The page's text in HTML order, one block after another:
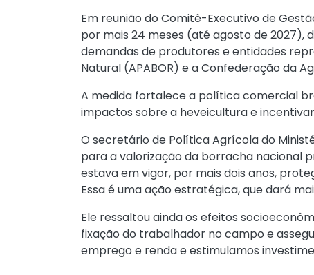
Em reunião do Comitê-Executivo de
por mais 24 meses (até agosto de 2027),
demandas de produtores e entidades
Natural (APABOR) e a Confederação da
A medida fortalece a política comercial
impactos sobre a heveicultura e
O secretário de Política Agrícola do
para a valorização da borracha nacional
estava em vigor, por mais dois anos,
Essa é uma ação estratégica, que dará
Ele ressaltou ainda os efeitos
fixação do trabalhador no campo e
emprego e renda e estimulamos